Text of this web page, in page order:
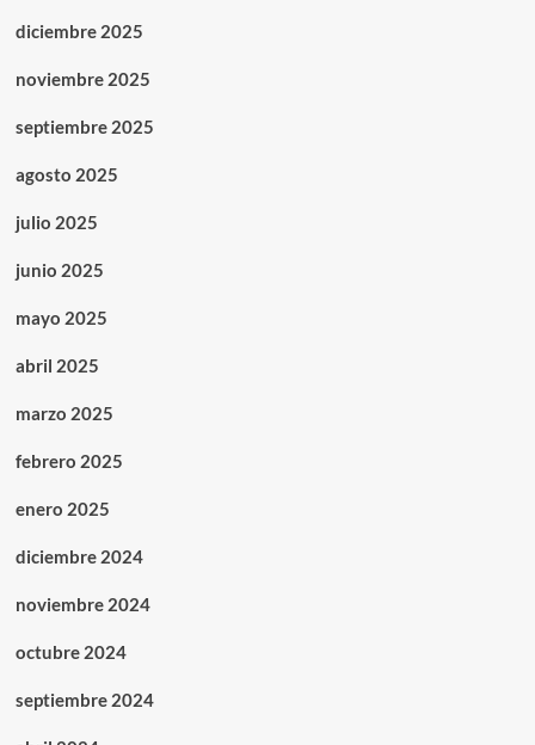
diciembre 2025
noviembre 2025
septiembre 2025
agosto 2025
julio 2025
junio 2025
mayo 2025
abril 2025
marzo 2025
febrero 2025
enero 2025
diciembre 2024
noviembre 2024
octubre 2024
septiembre 2024